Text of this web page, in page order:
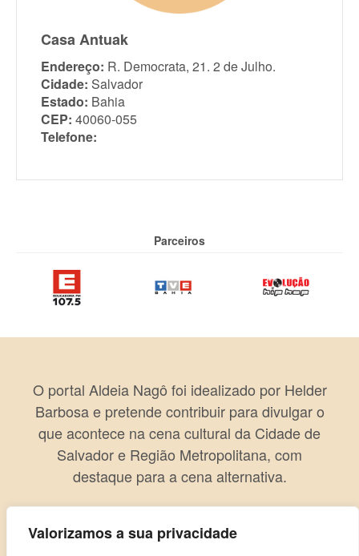
Valorizamos a sua privacidade
Casa Antuak
Endereço: R. Democrata, 21. 2 de Julho.
Cidade: Salvador
Estado: Bahia
CEP: 40060-055
Telefone:
Parceiros
O portal Aldeia Nagô foi idealizado por Helder
Barbosa e pretende contribuir para divulgar o
que acontece na cena cultural da Cidade de
Salvador e Região Metropolitana, com
destaque para a cena alternativa.